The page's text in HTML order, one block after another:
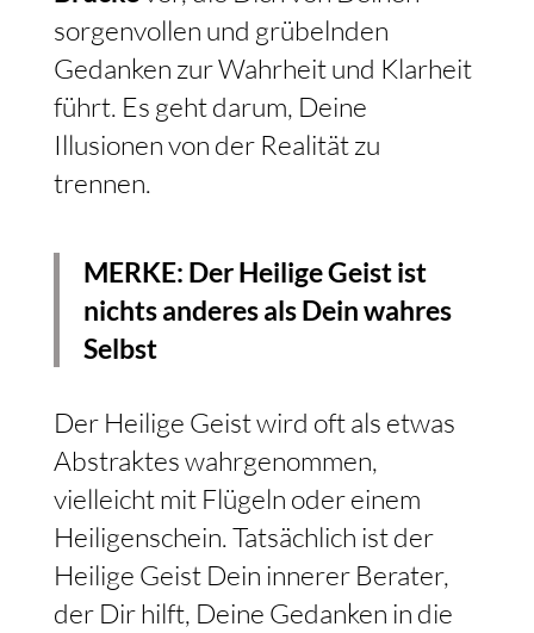
sorgenvollen und grübelnden
Gedanken zur Wahrheit und Klarheit
führt. Es geht darum, Deine
Illusionen von der Realität zu
trennen.
MERKE: Der Heilige Geist ist
nichts anderes als Dein wahres
Selbst
Der Heilige Geist wird oft als etwas
Abstraktes wahrgenommen,
vielleicht mit Flügeln oder einem
Heiligenschein. Tatsächlich ist der
Heilige Geist Dein innerer Berater,
der Dir hilft, Deine Gedanken in die